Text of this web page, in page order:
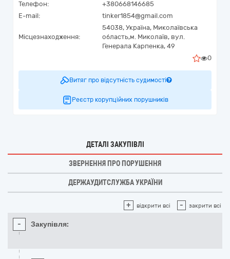
Телефон:
+380668146685
E-mail:
tinker1854@gmail.com
Місцезнаходження:
54038, Україна, Миколаївська
область,м. Миколаїв, вул.
Генерала Карпенка, 49
0
Витяг про відсутність судимості
Реєстр корупційних порушників
ДЕТАЛІ ЗАКУПІВЛІ
ЗВЕРНЕННЯ ПРО ПОРУШЕННЯ
ДЕРЖАУДИТСЛУЖБА УКРАЇНИ
+ відкрити всі - закрити всі
- Закупівля: